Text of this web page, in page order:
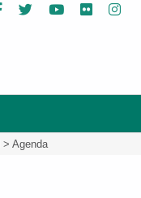
Facebook
Twitter YouTube
Flickr
> Agenda